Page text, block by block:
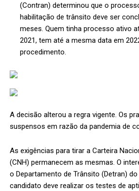
(Contran) determinou que o
habilitação de trânsito deve ser
meses. Quem tinha processo ativo
2021, tem até a mesma data em
procedimento.
A decisão alterou a regra vigente. Os
suspensos em razão da pandemia de
As exigências para tirar a Carteira
(CNH) permanecem as mesmas. O
o Departamento de Trânsito (Detran)
candidato deve realizar os testes de